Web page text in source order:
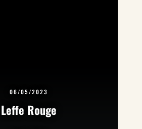
06/05/2023
Leffe Rouge